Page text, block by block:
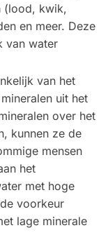
(lood, kwik,
en meer. Deze
van water
van het
uit het
over het
kunnen ze de
mensen
het
met hoge
voorkeur
lage minerale